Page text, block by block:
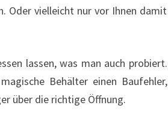
Oder vielleicht nur vor Ihnen damit
lassen, was man auch probiert.
Behälter einen Baufehler,
über die richtige Öffnung.